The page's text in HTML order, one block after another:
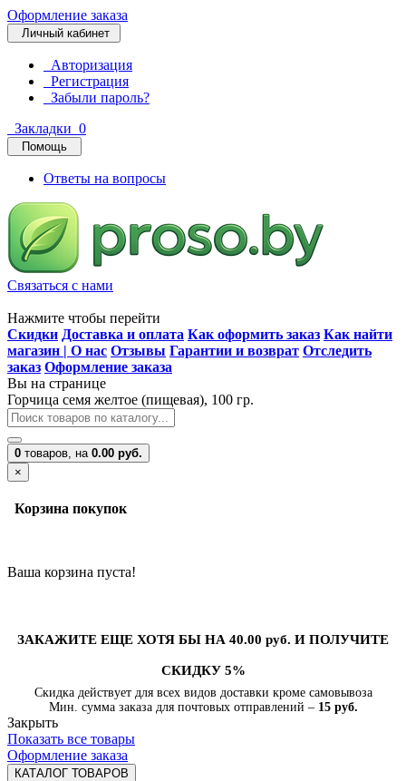
Оформление заказа
Личный кабинет
Авторизация
Регистрация
Забыли пароль?
Закладки 0
Помощь
Ответы на вопросы
Связаться с нами
Нажмите чтобы перейти
Скидки Доставка и оплата Как оформить заказ Как найти
магазин | О нас Отзывы Гарантии и возврат Отследить
заказ Оформление заказа
Вы на странице
Горчица семя желтое (пищевая), 100 гр.
0 товаров, на 0.00 руб.
×
Корзина покупок
Ваша корзина пуста!
ЗАКАЖИТЕ ЕЩЕ ХОТЯ БЫ НА 40.00 руб. И ПОЛУЧИТЕ
СКИДКУ 5%
Скидка действует для всех видов доставки кроме самовывоза
Мин. сумма заказа для почтовых отправлений – 15 руб.
Закрыть
Показать все товары
Оформление заказа
КАТАЛОГ ТОВАРОВ